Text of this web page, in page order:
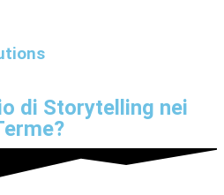
di Storytelling nei
?